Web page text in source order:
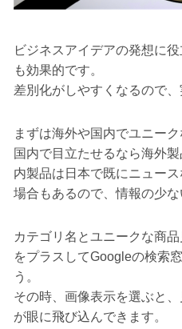
ビジネスアイデアの発想に
も効果的です。
差別化がしやすくなるので、
まずは海外や国内でユニーク
国内で目立たせるなら海外
内製品は日本で既にニュー
場合もあるので、情報の少な
カテゴリ名とユニークな商
をプラスしてGoogleの検索
う。
その時、画像表示を選ぶと
が眼に飛び込んできます。